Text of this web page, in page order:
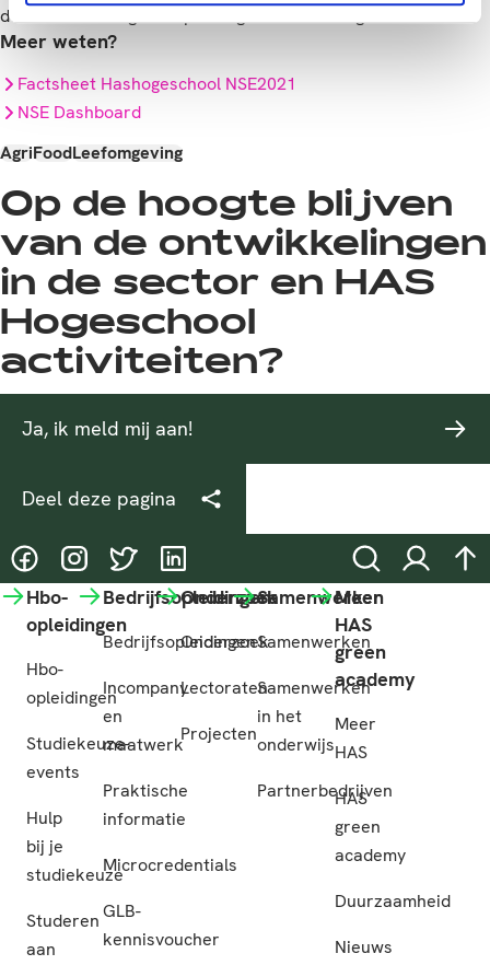
de kwaliteitszorg van opleidingen en instellingen.
Meer weten?
Factsheet Hashogeschool NSE2021
NSE Dashboard
AgriFoodLeefomgeving
Op de hoogte blijven
van de ontwikkelingen
in de sector en HAS
Hogeschool
activiteiten?
Ja, ik meld mij aan!
Deel deze pagina
@HASgreenacademy
@HASgreenacademy
@greenacademyHAS
@HASgreenacademy ZoekenInloggen
Hbo-
opleidingen
Hbo-
opleidingen
Studiekeuze-
events
Hulp
bij je
studiekeuze
Studeren
aan
Bedrijfsopleidingen
Bedrijfsopleidingen
Incompany
en
maatwerk
Praktische
informatie
Microcredentials
GLB-
kennisvoucher
Onderzoek
Onderzoek
Lectoraten
Projecten
Samenwerken
Samenwerken
Samenwerken
in het
onderwijs
Partnerbedrijven
Meer
HAS
green
academy
Meer
HAS
HAS
green
academy
Duurzaamheid
Nieuws